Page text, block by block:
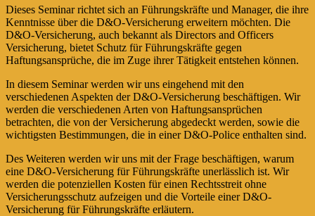
Dieses Seminar richtet sich an Führungskräfte und Manager, die ihre
Kenntnisse über die D&O-Versicherung erweitern möchten. Die
D&O-Versicherung, auch bekannt als Directors and Officers
Versicherung, bietet Schutz für Führungskräfte gegen
Haftungsansprüche, die im Zuge ihrer Tätigkeit entstehen können.
In diesem Seminar werden wir uns eingehend mit den
verschiedenen Aspekten der D&O-Versicherung beschäftigen. Wir
werden die verschiedenen Arten von Haftungsansprüchen
betrachten, die von der Versicherung abgedeckt werden, sowie die
wichtigsten Bestimmungen, die in einer D&O-Police enthalten sind.
Des Weiteren werden wir uns mit der Frage beschäftigen, warum
eine D&O-Versicherung für Führungskräfte unerlässlich ist. Wir
werden die potenziellen Kosten für einen Rechtsstreit ohne
Versicherungsschutz aufzeigen und die Vorteile einer D&O-
Versicherung für Führungskräfte erläutern.